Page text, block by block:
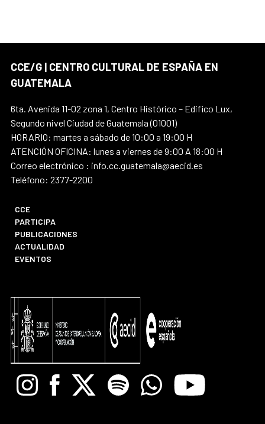
CCE/G | CENTRO CULTURAL DE ESPAÑA EN
GUATEMALA
6ta. Avenida 11-02 zona 1, Centro Histórico – Edifico Lux,
Segundo nivel Ciudad de Guatemala (01001)
HORARIO: martes a sábado de 10:00 a 19:00 H
ATENCIÓN OFICINA: lunes a viernes de 9:00 A 18:00 H
Correo electrónico : info.cc.guatemala@aecid.es
Teléfono: 2377-2200
CCE
PARTICIPA
PUBLICACIONES
ACTUALIDAD
EVENTOS
InstagramFacebook
X Spotify WhatsappYoutube